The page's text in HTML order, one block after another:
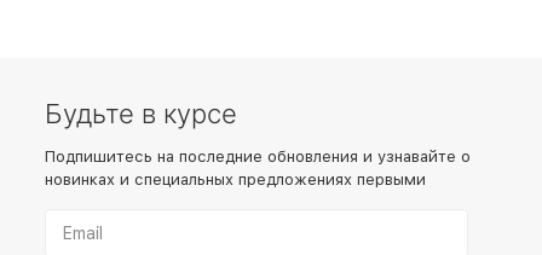
Будьте в курсе
Подпишитесь на последние обновления и узнавайте о
новинках и специальных предложениях первыми